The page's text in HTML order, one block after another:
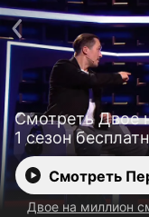
Смотреть Двое
1 сезон
Смотреть
Двое на миллион
Телефон поддержки:+7 (727)
Пользовательское
Политика
Ввести промокод